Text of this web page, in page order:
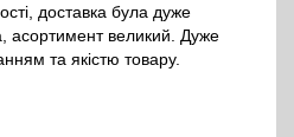
доставка була дуже
асортимент великий. Дуже
та якістю товару.